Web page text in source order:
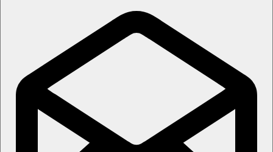
Snídaně a večeře formou bufetu.
Hlavní restaurace: 7.30-10.35 snídaně, 12.30-14.30 oběd
a 18.30-21.30 večeře formou bufetu. Pro pozdní přílety
lehké občerstvení 22.00-01.00. U snídaně nealkoholické
nápoje, džus, káva, čaj, u oběda a večeře nealkoholické
nápoje, pivo, víno.
Taverna "Zorbas": 10.30-12.00 pozdní snídaně, 12.30-
15.30 oběd a 19.00-21.00 večeře formou bufetu, po
předchozí rezervaci.
Řecká restaurace "Lavris": 19.00-21.00 večeře (BBQ
bufet), po předchozí rezervaci.